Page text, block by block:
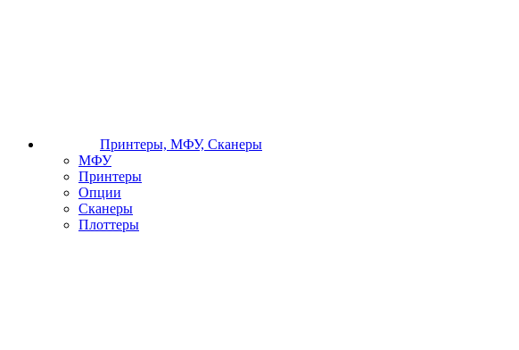
Принтеры, МФУ, Сканеры
МФУ
Принтеры
Опции
Сканеры
Плоттеры